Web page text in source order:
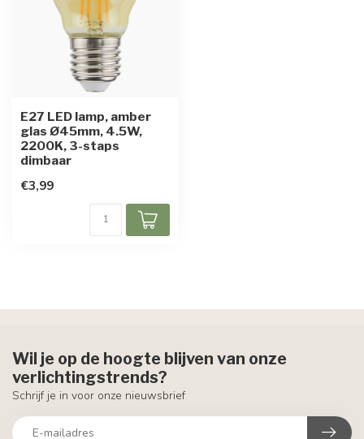
E27 LED lamp, amber
glas Ø45mm, 4.5W,
2200K, 3-staps
dimbaar
€3,99
Wil je op de hoogte blijven van onze
verlichtingstrends?
Schrijf je in voor onze nieuwsbrief